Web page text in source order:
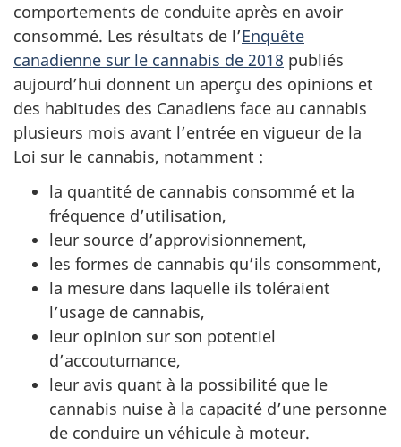
comportements de conduite après en avoir
consommé. Les résultats de l’Enquête
canadienne sur le cannabis de 2018 publiés
aujourd’hui donnent un aperçu des opinions et
des habitudes des Canadiens face au cannabis
plusieurs mois avant l’entrée en vigueur de la
Loi sur le cannabis, notamment :
la quantité de cannabis consommé et la
fréquence d’utilisation,
leur source d’approvisionnement,
les formes de cannabis qu’ils consomment,
la mesure dans laquelle ils toléraient
l’usage de cannabis,
leur opinion sur son potentiel
d’accoutumance,
leur avis quant à la possibilité que le
cannabis nuise à la capacité d’une personne
de conduire un véhicule à moteur.